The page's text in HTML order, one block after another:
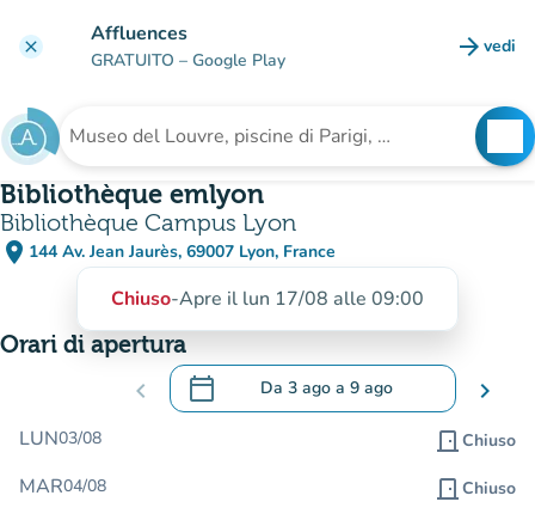
clear Affluences
GRATUITO – Google Play arrow_forward vedi
Cerca una struttura
Bibliothèque emlyon
Bibliothèque Campus Lyon
place 144 Av. Jean Jaurès, 69007 Lyon, France
(apri in Google Maps)
(nuova scheda)
Chiuso-Apre il lun 17/08 alle 09:00
Orari di apertura
chevron_left calendar_today Da 3 ago a 9 ago
.Aprire il calendario per modificare le
chevron_right
LUN03/08 door_front Chiuso
MAR04/08 door_front Chiuso